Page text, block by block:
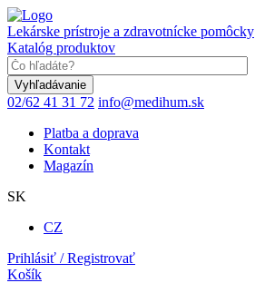
Skočiť
na
hlavný
obsah
Lekárske prístroje a zdravotnícke pomôcky
Katalóg produktov
02/62 41 31 72 info@medihum.sk
Platba a doprava
Kontakt
Magazín
SK
CZ
Prihlásiť / Registrovať
Košík